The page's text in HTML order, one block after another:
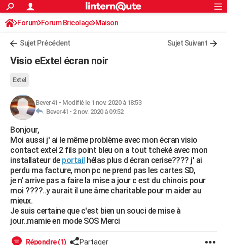
ACTUALITÉS
Politique
Société
Faits Divers
Education
Monde
Villes
+
AUTO
Essais
Réserver un essai
Citadines
Berlines
SUV
Forum auto
+HIGH-TECH
Mobiles
Meilleur smartphone
Internet
Ordinateurs
Jeux vidéo
Guide high-tech
+BRICOLAGE
Forum
Aménagement intérieur
Extérieur
Cuisine
Salle de bains
Jardinage
Rangement
WEEK-END
Guides de France
Escapades
Patrimoine
Expositions
Musées
Week-end nature
+LIFESTYLE
Art de vivre
Bien-être
Loisirs
Mode
Modes de vie
SANTE
Alimentation
Guide de la santé
Maladies
Médicaments
Sommeil
VOYAGE
Destinations
City break
Voyage nature
Voyage de noces
Forum
Climat
PHOTO
S'inscrire
Connexion
Forum Forum Bricolage Maison
Sujet Précédent Sujet Suivant
Visio eExtel écran noir
Extel
Bever41 - Modifié le 1 nov. 2020 à 18:53
Bever41 - 2 nov. 2020 à 09:52
Bonjour,
Moi aussi j' ai le même problème avec mon écran visio
contact extel 2 fils point bleu on a tout tcheké avec mon
installateur de portail hélas plus d écran cerise???? j' ai
perdu ma facture, mon pc ne prend pas les cartes SD,
je n' arrive pas a faire la mise a jour c est du chinois pour
moi ????..y aurait il une âme charitable pour m aider au
mieux.
Je suis certaine que c'est bien un souci de mise à
jour..mamie en mode SOS Merci
Répondre (1) Partager